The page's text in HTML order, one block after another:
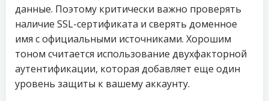
данные. Поэтому критически важно проверять
наличие SSL-сертификата и сверять доменное
имя с официальными источниками. Хорошим
тоном считается использование двухфакторной
аутентификации, которая добавляет еще один
уровень защиты к вашему аккаунту.